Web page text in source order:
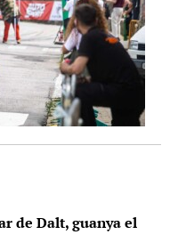
de Dalt, guanya el